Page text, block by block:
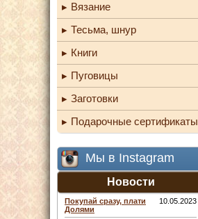
Вязание
Тесьма, шнур
Книги
Пуговицы
Заготовки
Подарочные сертификаты
Мы в Instagram
Новости
Покупай сразу, плати
Долями
10.05.2023